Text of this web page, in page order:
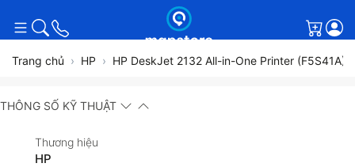
Giỏ
Trang chủ HP HP DeskJet 2132 All-in-One Printer (F5S41A)
THÔNG SỐ KỸ THUẬT
Thương hiệu
HP